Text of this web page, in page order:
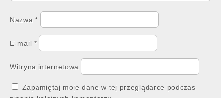
Nazwa*
E-mail *
Witryna internetowa
Zapamiętaj moje dane w tej przeglądarce podczas